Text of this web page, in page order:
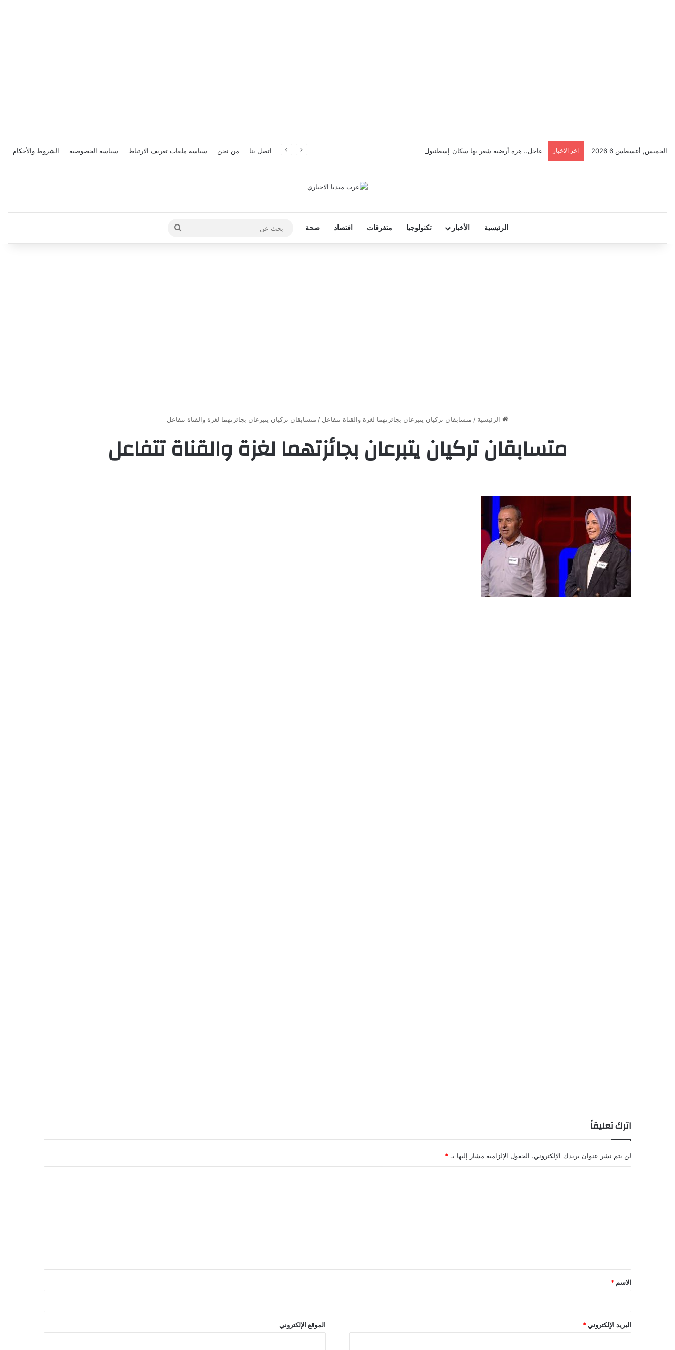
الخميس, أغسطس 6 2026 اخر الاخبار عاجل.. هزة أرضية شعر بها سكان إسطنبول اتصل بنا من نحن سياسة ملفات تعريف الارتباط سياسة الخصوصية الشروط والأحكام
الرئيسية الأخبار تكنولوجيا متفرقات افتصاد صحة
عن
الرئيسية / متسابقان تركيان يتبرعان بجائزتهما لغزة والقناة تتفاعل / متسابقان تركيان يتبرعان بجائزتهما لغزة والقناة تتفاعل
متسابقان تركيان يتبرعان بجائزتهما لغزة والقناة تتفاعل
اترك تعليقاً
لن يتم نشر عنوان بريدك الإلكتروني. الحقول الإلزامية مشار إليها بـ *
*
الاسم *
البريد الإلكتروني * الموقع الإلكتروني